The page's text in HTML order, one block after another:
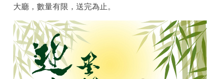
大廳，數量有限，送完為止。